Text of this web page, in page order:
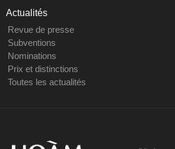
Actualités
Revue de presse
Subventions
Nominations
Prix et distinctions
Toutes les actualités